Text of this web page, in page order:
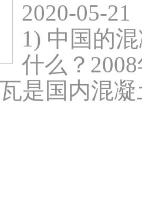
2020-05-21
1) 中国的
什么？
是国内混